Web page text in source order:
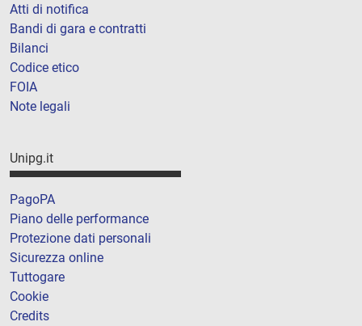
Atti di notifica
Bandi di gara e contratti
Bilanci
Codice etico
FOIA
Note legali
Unipg.it
PagoPA
Piano delle performance
Protezione dati personali
Sicurezza online
Tuttogare
Cookie
Credits